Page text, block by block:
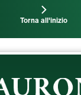
Torna all'inizio